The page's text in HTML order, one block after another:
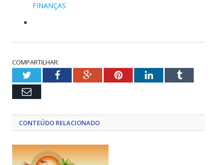
FINANÇAS
COMPARTILHAR:
TwitterFacebookGoogle+PinterestLinkedInTumblr
Email
CONTEÚDO RELACIONADO